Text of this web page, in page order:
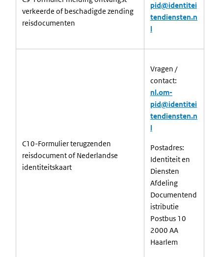
verkeerde of beschadigde zending
reisdocumenten
pid@identitei
tendiensten.n
l
C10-Formulier terugzenden
reisdocument of Nederlandse
identiteitskaart
Vragen /
contact:
nl.om-
pid@identitei
tendiensten.n
l
Postadres:
Identiteit en
Diensten
Afdeling
Documentend
istributie
Postbus 10
2000 AA
Haarlem